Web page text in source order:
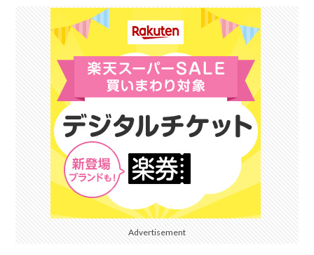
Advertisement